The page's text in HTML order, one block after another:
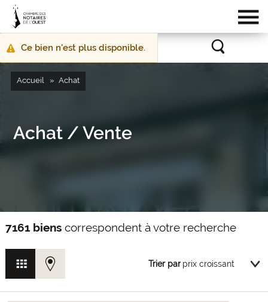
Message
d'avertissement
Ce bien n'est plus disponible.
Accueil Achat
Achat / Vente
7161 bienscorrespondent à votre recherche
Trier par